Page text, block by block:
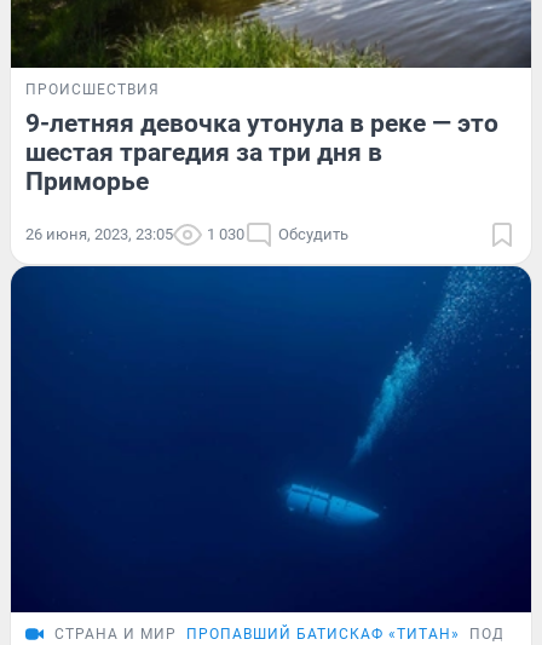
ПРОИСШЕСТВИЯ
9-летняя девочка утонула в реке — это
шестая трагедия за три дня в
Приморье
26 июня, 2023, 23:05 1 030 Обсудить
СТРАНА И МИР ПРОПАВШИЙ БАТИСКАФ «ТИТАН»